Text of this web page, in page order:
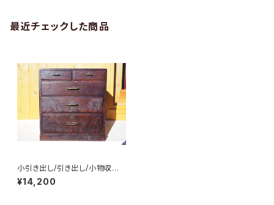
最近チェックした商品
小引き出し/引き出し/小物収納/
No.0256
¥14,200